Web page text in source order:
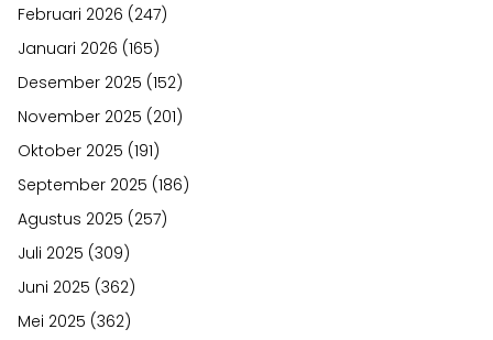
Februari 2026 (247)
Januari 2026 (165)
Desember 2025 (152)
November 2025 (201)
Oktober 2025 (191)
September 2025 (186)
Agustus 2025 (257)
Juli 2025 (309)
Juni 2025 (362)
Mei 2025 (362)